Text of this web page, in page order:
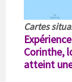
Cartes
Corinthe,
atteint